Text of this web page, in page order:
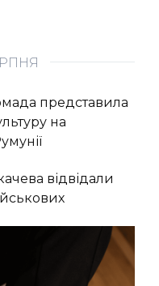
представила
на
відвідали